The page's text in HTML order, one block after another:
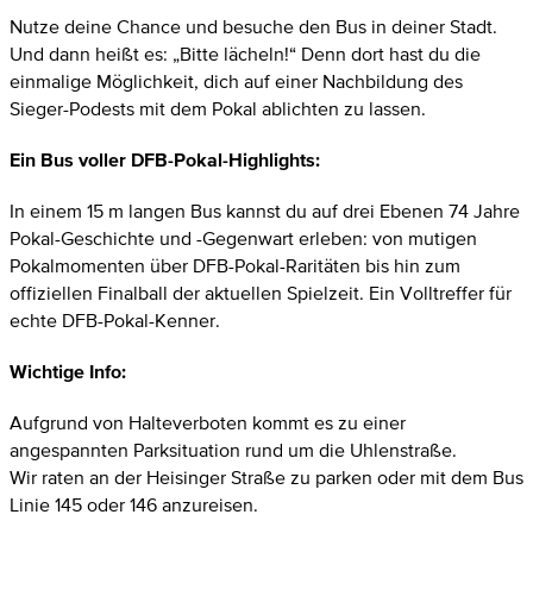
Nutze deine Chance und besuche den Bus in deiner Stadt.
Und dann heißt es: „Bitte lächeln!“ Denn dort hast du die
einmalige Möglichkeit, dich auf einer Nachbildung des
Sieger-Podests mit dem Pokal ablichten zu lassen.
Ein Bus voller DFB-Pokal-Highlights:
In einem 15 m langen Bus kannst du auf drei Ebenen 74 Jahre
Pokal-Geschichte und -Gegenwart erleben: von mutigen
Pokalmomenten über DFB-Pokal-Raritäten bis hin zum
offiziellen Finalball der aktuellen Spielzeit. Ein Volltreffer für
echte DFB-Pokal-Kenner.
Wichtige Info:
Aufgrund von Halteverboten kommt es zu einer
angespannten Parksituation rund um die Uhlenstraße.
Wir raten an der Heisinger Straße zu parken oder mit dem Bus
Linie 145 oder 146 anzureisen.